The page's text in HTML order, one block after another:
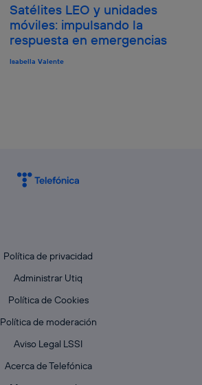
Satélites LEO y unidades
móviles: impulsando la
respuesta en emergencias
Isabella Valente
Política de privacidad
Administrar Utiq
Política de Cookies
Política de moderación
Aviso Legal LSSI
Acerca de Telefónica